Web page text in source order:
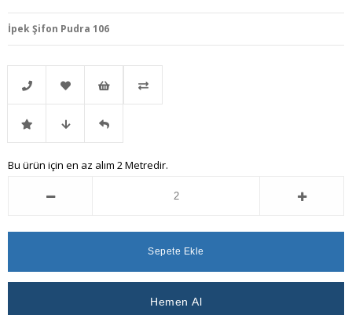
İpek Şifon Pudra 106
Telefonla
Sipariş
Favorilere
Ekle
İstek
Listeme
İndirimli Fiyat
Ver
Gelince
Bu ürün için en az alım 2 Metredir.